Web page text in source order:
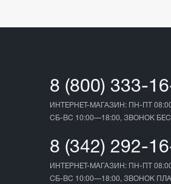
8 (800) 333-
ИНТЕРНЕТ-МАГАЗИН: ПН-ПТ
СБ-ВС 10:00—18:00, ЗВОНОК
8 (342) 292-
ИНТЕРНЕТ-МАГАЗИН: ПН-ПТ
СБ-ВС 10:00—18:00, ЗВОНОК